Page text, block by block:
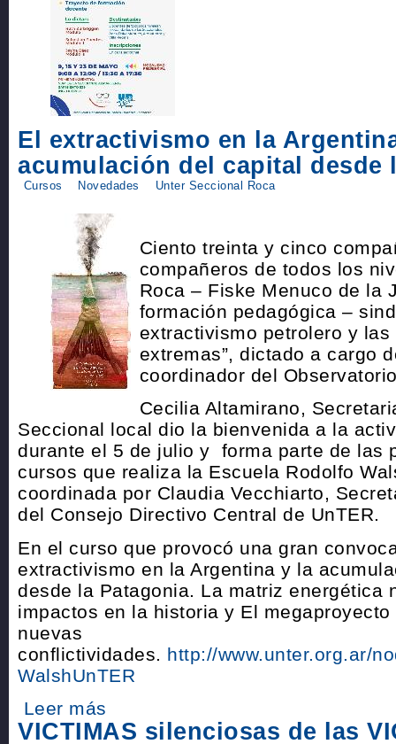
El extractivismo en la
acumulación del capital desde
Cursos Novedades Unter Seccional Roca
Ciento treinta y cinco
compañeros de todos los
Roca – Fiske Menuco de la
formación pedagógica –
extractivismo petrolero y las
extremas”, dictado a cargo
coordinador del
Cecilia Altamirano,
Seccional local dio la bienvenida a la
durante el 5 de julio y forma parte de las
cursos que realiza la Escuela Rodolfo
coordinada por Claudia Vecchiarto,
del Consejo Directivo Central de UnTER.
En el curso que provocó una gran
extractivismo en la Argentina y la
desde la Patagonia. La matriz energética
impactos en la historia y El
nuevas
conflictividades. http://www.unter.org.ar/
WalshUnTER
Leer más
VICTIMAS silenciosas de las